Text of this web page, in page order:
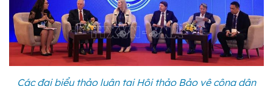
Các đại biểu thảo luận tại Hội thảo Bảo vệ công dân